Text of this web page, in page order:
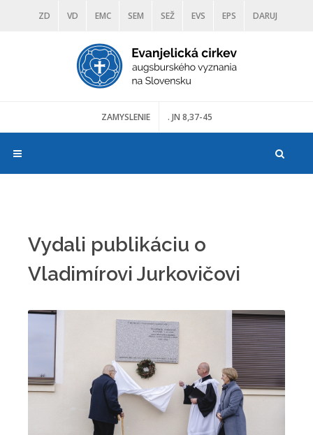
ZD VD EMC SEM SEŽ EVS EPS DARUJ
DIAKONIA ŠKOLY TRANOSCIUS
ZAMYSLENIE . JN 8,37-45
Vydali publikáciu o
Vladimírovi Jurkovičovi